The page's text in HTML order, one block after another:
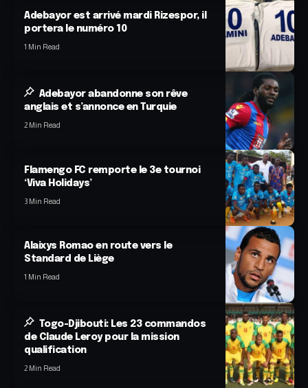
Adebayor est arrivé mardi Rizespor, il
portera le numéro 10
1 Min Read
Adebayor abandonne son rêve
anglais et s’annonce en Turquie
2 Min Read
Flamengo FC remporte le 3e tournoi
‘Viva Holidays’
3 Min Read
Alaixys Romao en route vers le
Standard de Liège
1 Min Read
Togo-Djibouti: Les 23 commandos
de Claude Leroy pour la mission
qualification
2 Min Read